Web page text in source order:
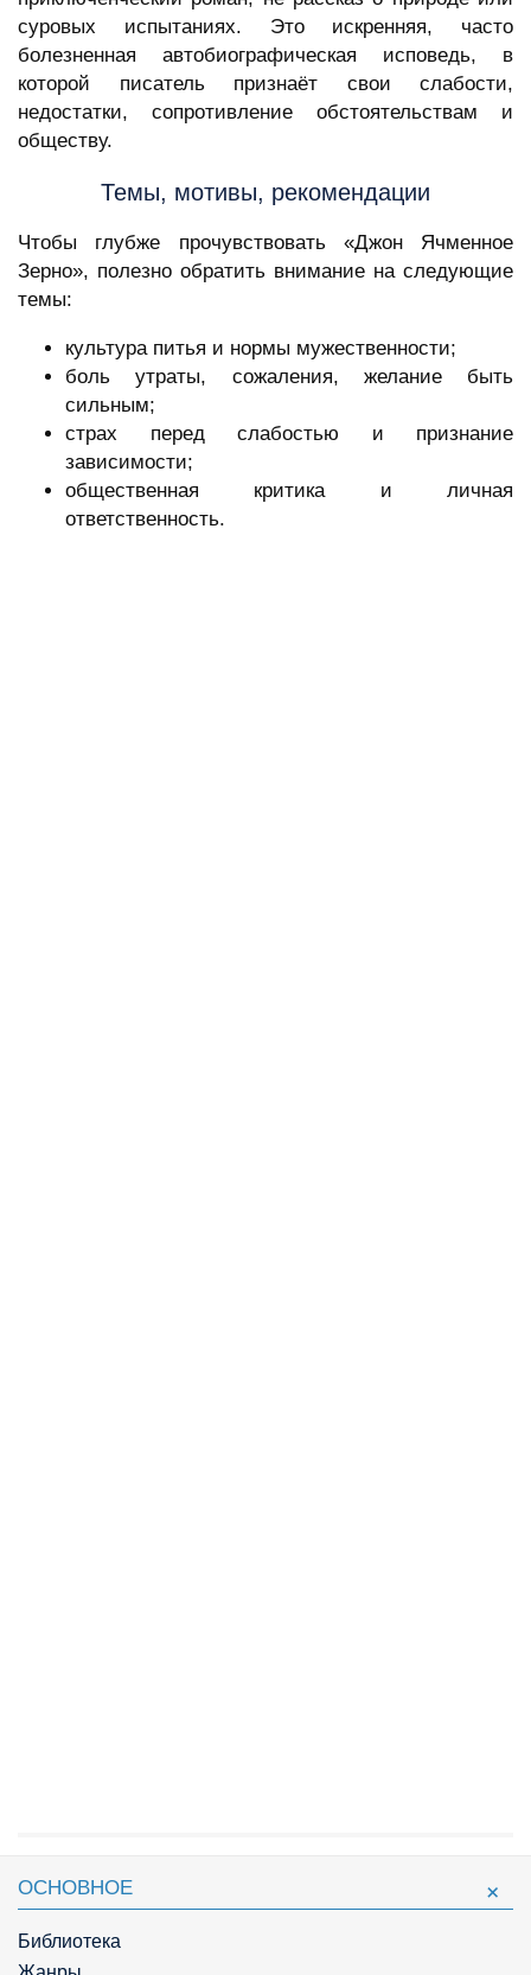
суровых испытаниях. Это искренняя, часто
болезненная автобиографическая исповедь, в
которой писатель признаёт свои слабости,
недостатки, сопротивление обстоятельствам и
обществу.
Темы, мотивы, рекомендации
Чтобы глубже прочувствовать «Джон Ячменное
Зерно», полезно обратить внимание на следующие
темы:
культура питья и нормы мужественности;
боль утраты, сожаления, желание быть
сильным;
страх перед слабостью и признание
зависимости;
общественная критика и личная
ответственность.
ОСНОВНОЕ
Библиотека